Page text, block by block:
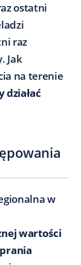
ostatni
raz
Jak
na terenie
działać
w
wartości